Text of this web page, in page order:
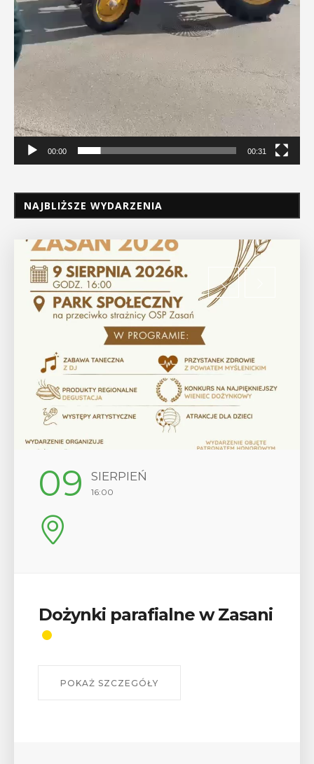
00:00 00:31
NAJBLIŻSZE WYDARZENIA
09 SIERPIEŃ
16:00
Dożynki parafialne w Zasani
POKAŻ SZCZEGÓŁY